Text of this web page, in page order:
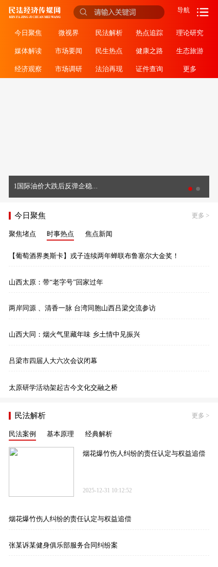
导航
今日聚焦 微视界 民法解析 热点追踪 理论研究
媒体解读 市场要闻 民生热点 健康之路 生态旅游
经济观察 市场调研 法治再现 证件查询 更多
1国际油价大跌后反弹企稳...
今日聚焦 更多 >
聚焦堵点 时事热点 焦点新闻
【葡萄酒界奥斯卡】戎子连续两年蝉联布鲁塞尔大金奖！
山西太原：带“老字号”回家过年
两岸同源 、清香一脉 台湾同胞山西吕梁交流参访
山西大同：烟火气里藏年味 乡土情中见振兴
吕梁市四届人大六次会议闭幕
太原研学活动架起古今文化交融之桥
民法解析 更多 >
民法案例 基本原理 经典解析
烟花爆竹伤人纠纷的责任认定与权益追偿
2025-12-31 10:12:52
烟花爆竹伤人纠纷的责任认定与权益追偿
张某诉某健身俱乐部服务合同纠纷案